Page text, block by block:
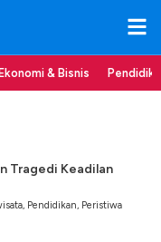
Ekonomi & Bisnis
Tragedi Keadilan
, Pendidikan, Peristiwa